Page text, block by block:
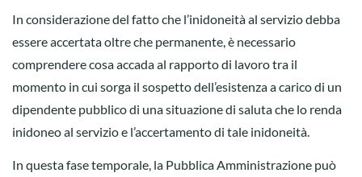
In considerazione del fatto che l’inidoneità al servizio debba
essere accertata oltre che permanente, è necessario
comprendere cosa accada al rapporto di lavoro tra il
momento in cui sorga il sospetto dell’esistenza a carico di un
dipendente pubblico di una situazione di saluta che lo renda
inidoneo al servizio e l’accertamento di tale inidoneità.
In questa fase temporale, la Pubblica Amministrazione può